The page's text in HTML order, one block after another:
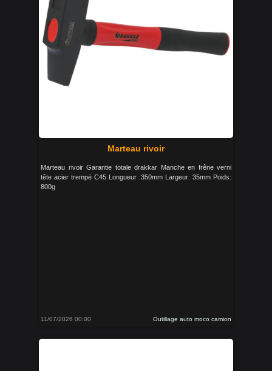
Marteau rivoir
Marteau rivoir Garantie totale drakkar Manche en frêne verni
tête acier trempé C45 Longueur :350mm Largeur: 35mm Poids:
800g
11/07/2026 00:00 Outillage auto moco camion